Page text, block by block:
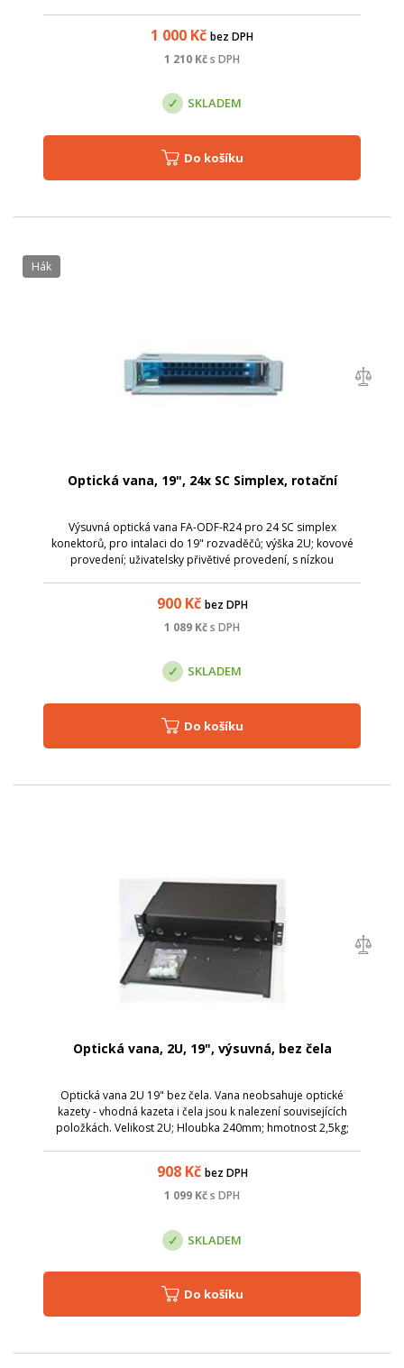
1 000 Kč bez DPH
1 210 Kčs DPH
SKLADEM
Do košíku
Optická vana, 19", 24x SC Simplex, rotační
Výsuvná optická vana FA-ODF-R24 pro 24 SC simplex
konektorů, pro intalaci do 19" rozvaděčů; výška 2U; kovové
provedení; uživatelsky přivětivé provedení, s nízkou
900Kč bez DPH
1 089 Kčs DPH
hák
SKLADEM
Do košíku
Optická vana, 2U, 19", výsuvná, bez čela
Optická vana 2U 19" bez čela. Vana neobsahuje optické
kazety - vhodná kazeta i čela jsou k nalezení souvisejících
položkách. Velikost 2U; Hloubka 240mm; hmotnost 2,5kg;
908Kč bez DPH
1 099 Kčs DPH
SKLADEM
Do košíku